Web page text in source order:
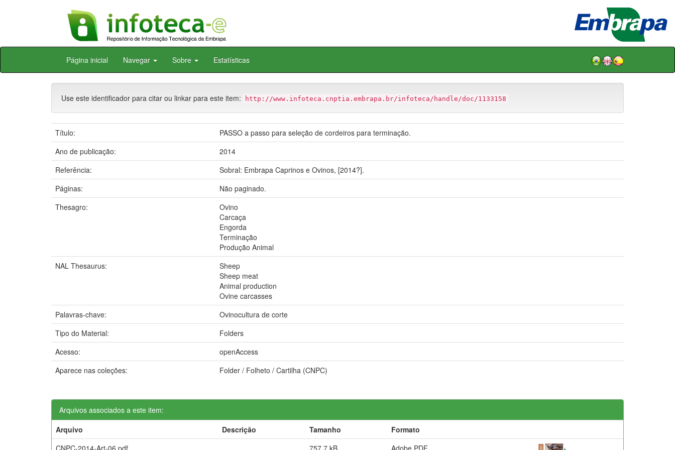
Skip
Página inicial Navegar Sobre Estatísticas
Use este identificador para citar ou linkar para este item: http://www.infoteca.cnptia.embrapa.br/infoteca/handle/doc/1133158
Título:
PASSO a passo para seleção de cordeiros para terminação.
Ano de publicação:
2014
Referência:
Sobral: Embrapa Caprinos e Ovinos, [2014?].
Páginas:
Não paginado.
Thesagro:
Ovino
Carcaça
Engorda
Terminação
Produção Animal
NAL Thesaurus:
Sheep
Sheep meat
Animal production
Ovine carcasses
Palavras-chave:
Ovinocultura de corte
Tipo do Material:
Folders
Acesso:
openAccess
Aparece nas coleções:
Folder / Folheto / Cartilha (CNPC)
Arquivos associados a este item:
Arquivo
Descrição Tamanho
Formato
CNPC-2014-Art-06.pdf
757,7 kB Adobe PDF